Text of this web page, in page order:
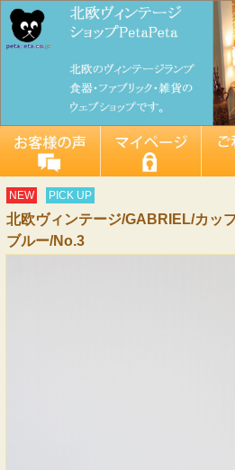
NEW PICK UP
北欧ヴィンテージ/GABRIEL/カッ
ブルー/No.3